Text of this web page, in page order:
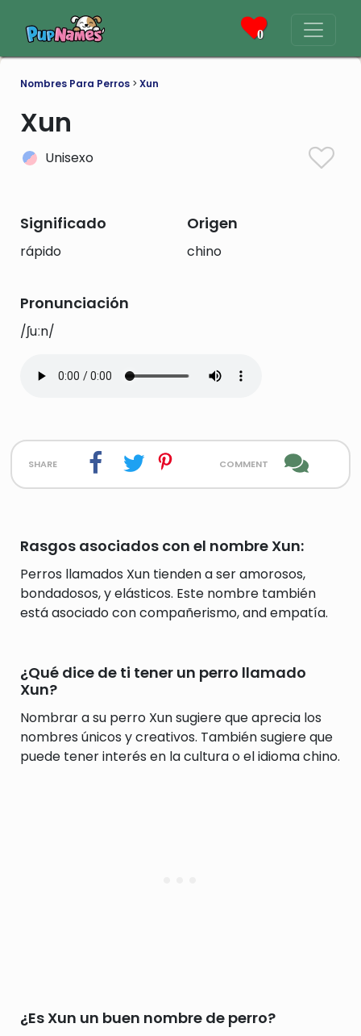
0
Nombres Para Perros > Xun
Xun
Unisexo
Significado
rápido
Origen
chino
Pronunciación
/ʃuːn/
share comment
Rasgos asociados con el nombre Xun:
Perros llamados Xun tienden a ser amorosos,
bondadosos, y elásticos. Este nombre también
está asociado con compañerismo, and empatía.
¿Qué dice de ti tener un perro llamado
Xun?
Nombrar a su perro Xun sugiere que aprecia los
nombres únicos y creativos. También sugiere que
puede tener interés en la cultura o el idioma chino.
¿Es Xun un buen nombre de perro?